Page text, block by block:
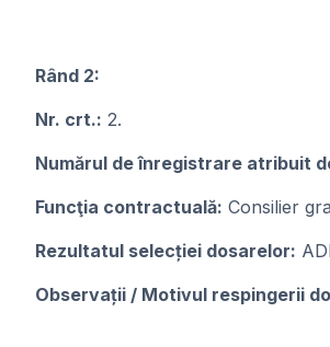
Rând 2:
Nr. crt.: 2.
Numărul de înregistrare atribuit
Funcţia contractuală: Consilier
Rezultatul selecției dosarelor:
Observații / Motivul respingerii